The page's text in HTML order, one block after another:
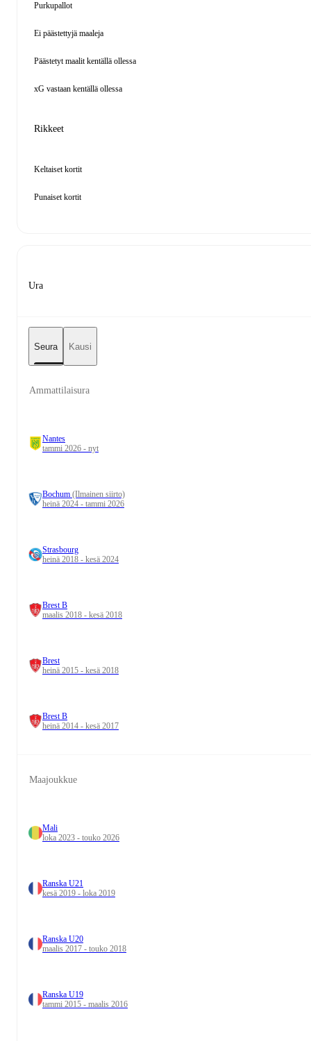
Purkupallot
Ei päästettyjä maaleja
Päästetyt maalit kentällä ollessa
xG vastaan kentällä ollessa
Rikkeet
Keltaiset kortit
Punaiset kortit
Ura
Seura Kausi
Ammattilaisura
Nantes
tammi 2026 - nyt
Bochum (Ilmainen siirto)
heinä 2024 - tammi 2026
Strasbourg
heinä 2018 - kesä 2024
Brest B
maalis 2018 - kesä 2018
Brest
heinä 2015 - kesä 2018
Brest B
heinä 2014 - kesä 2017
Maajoukkue
Mali
loka 2023 - touko 2026
Ranska U21
kesä 2019 - loka 2019
Ranska U20
maalis 2017 - touko 2018
Ranska U19
tammi 2015 - maalis 2016